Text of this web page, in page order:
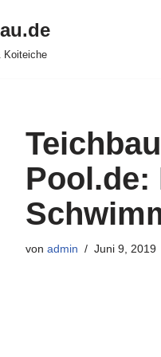
Koiteiche
Pool.de:
von admin Juni 9, 2019